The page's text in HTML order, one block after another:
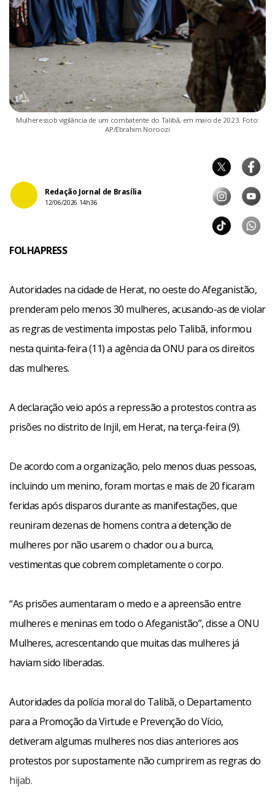
Mulheressob vigilância de um combatente do Talibã, em maio de 2023. Foto:
AP/Ebrahim Noroozi
Redação Jornal de Brasília
12/06/2026 14h36
FOLHAPRESS
Autoridades na cidade de Herat, no oeste do Afeganistão,
prenderam pelo menos 30 mulheres, acusando-as de violar
as regras de vestimenta impostas pelo Talibã, informou
nesta quinta-feira (11) a agência da ONU para os direitos
das mulheres.
A declaração veio após a repressão a protestos contra as
prisões no distrito de Injil, em Herat, na terça-feira (9).
De acordo com a organização, pelo menos duas pessoas,
incluindo um menino, foram mortas e mais de 20 ficaram
feridas após disparos durante as manifestações, que
reuniram dezenas de homens contra a detenção de
mulheres por não usarem o chador ou a burca,
vestimentas que cobrem completamente o corpo.
“As prisões aumentaram o medo e a apreensão entre
mulheres e meninas em todo o Afeganistão”, disse a ONU
Mulheres, acrescentando que muitas das mulheres já
haviam sido liberadas.
Autoridades da polícia moral do Talibã, o Departamento
para a Promoção da Virtude e Prevenção do Vício,
detiveram algumas mulheres nos dias anteriores aos
protestos por supostamente não cumprirem as regras do
hijab.